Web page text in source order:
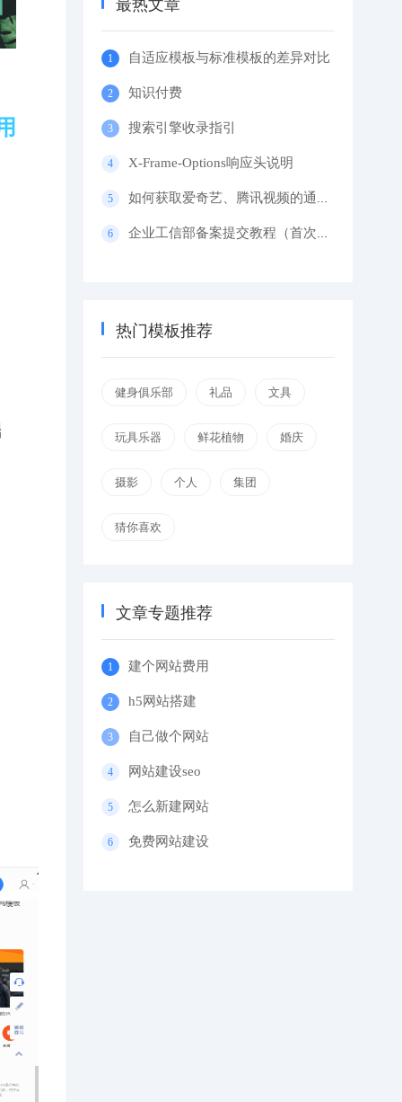
最热文章
自适应模板与标准模板的差异对比
知识付费
搜索引擎收录指引
X-Frame-Options响应头说明
如何获取爱奇艺、腾讯视频的通用代码？
企业工信部备案提交教程（首次备案）
热门模板推荐
健身俱乐部 礼品 文具
玩具乐器 鲜花植物 婚庆
摄影 个人 集团
猜你喜欢
文章专题推荐
建个网站费用
h5网站搭建
自己做个网站
网站建设seo
怎么新建网站
免费网站建设